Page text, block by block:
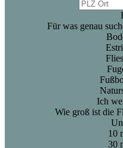
Für was genau
Ich
Wie groß ist die
10
30